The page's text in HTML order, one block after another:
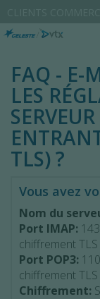
FAQ - E-
LES
TLS) ?
Vous avez
Nom du
Port IMAP:
chiffrement TLS
Port POP3:
chiffrement TLS
Chiffrement: